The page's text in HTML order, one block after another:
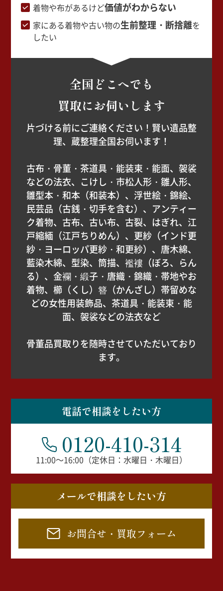
着物や布があるけど価値がわからない
家にある着物や古い物の生前整理・断捨離を
したい
全国どこへでも
買取にお伺いします
片づける前にご連絡ください！賢い遺品整
理、蔵整理全国お伺います！
古布・骨董・茶道具・能装束・能面、袈裟
などの法衣、こけし・市松人形・雛人形、
雛型本・和本（和装本）、浮世絵・錦絵、
民芸品（古銭・切手を含む）、アンティー
ク着物、古布、古い布、古裂、はぎれ、江
戸縮緬（江戸ちりめん）、更紗（インド更
紗・ヨーロッパ更紗・和更紗）、唐木綿、
藍染木綿、型染、筒描、襤褸（ぼろ、らん
る）、金襴・緞子・唐織・錦織・帯地やお
着物、櫛（くし）簪（かんざし）帯留めな
どの女性用装飾品、茶道具・能装束・能
面、袈裟などの法衣など
骨董品買取りを随時させていただいており
ます。
電話で相談をしたい方
0120-410-314
11:00～16:00（定休日：水曜日・木曜日）
メールで相談をしたい方
お問合せ・買取フォーム